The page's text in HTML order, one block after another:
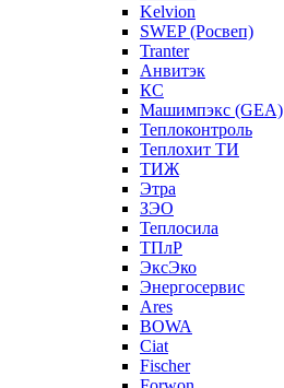
Kelvion
SWEP (Росвеп)
Tranter
Анвитэк
КС
Машимпэкс (GEA)
Теплоконтроль
Теплохит ТИ
ТИЖ
Этра
ЗЭО
Теплосила
ТПлР
ЭксЭко
Энергосервис
Ares
BOWA
Ciat
Fischer